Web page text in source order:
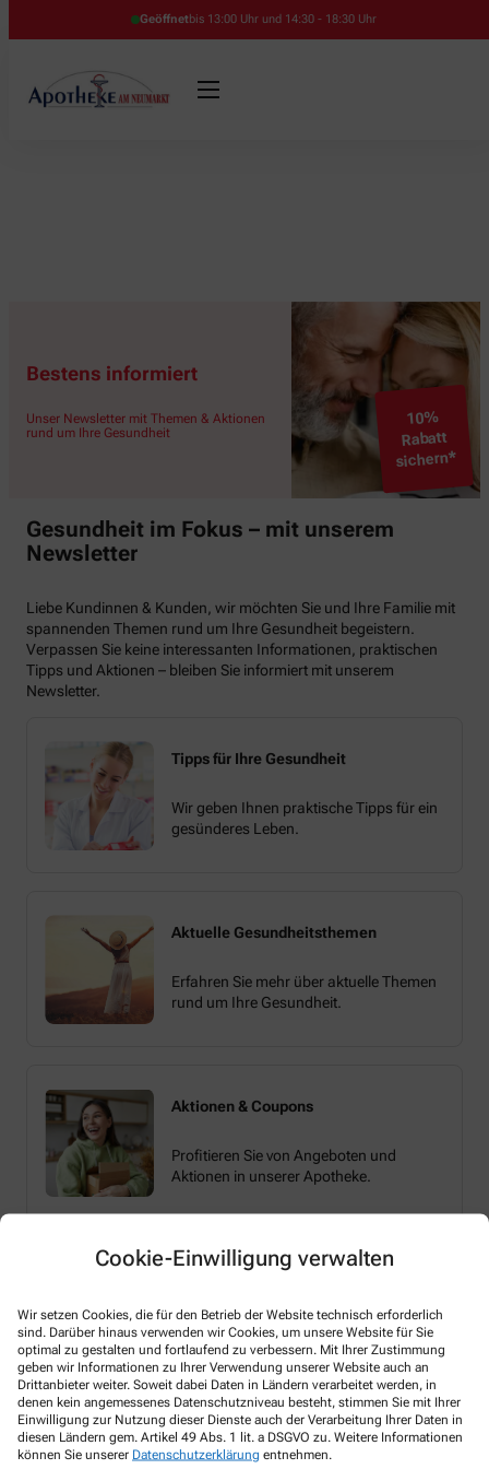
Cookie-Einwilligung verwalten
Wir setzen Cookies, die für den Betrieb der Website technisch erforderlich
sind. Darüber hinaus verwenden wir Cookies, um unsere Website für Sie
optimal zu gestalten und fortlaufend zu verbessern. Mit Ihrer Zustimmung
geben wir Informationen zu Ihrer Verwendung unserer Website auch an
Drittanbieter weiter. Soweit dabei Daten in Ländern verarbeitet werden, in
denen kein angemessenes Datenschutzniveau besteht, stimmen Sie mit Ihrer
Einwilligung zur Nutzung dieser Dienste auch der Verarbeitung Ihrer Daten in
diesen Ländern gem. Artikel 49 Abs. 1 lit. a DSGVO zu. Weitere Informationen
können Sie unserer Datenschutzerklärung entnehmen.
Geöffnetbis 13:00 Uhr und 14:30 - 18:30 Uhr
Bestens informiert
Unser Newsletter mit Themen & Aktionen
rund um Ihre Gesundheit
10%
Rabatt
sichern*
Gesundheit im Fokus – mit unserem
Newsletter
Liebe Kundinnen & Kunden, wir möchten Sie und Ihre Familie mit
spannenden Themen rund um Ihre Gesundheit begeistern.
Verpassen Sie keine interessanten Informationen, praktischen
Tipps und Aktionen – bleiben Sie informiert mit unserem
Newsletter.
Tipps für Ihre Gesundheit
Wir geben Ihnen praktische Tipps für ein
gesünderes Leben.
Aktuelle Gesundheitsthemen
Erfahren Sie mehr über aktuelle Themen
rund um Ihre Gesundheit.
Aktionen & Coupons
Profitieren Sie von Angeboten und
Aktionen in unserer Apotheke.
Melden Sie sich hier an und sichern Sie sich
Ihren 10% Gutschein* für unsere Apotheke